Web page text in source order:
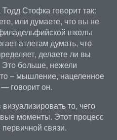
Стофка говорит так:
или думаете, что вы не
школы
атлетам думать, что
делаете ли вы
Это больше, нежели
– мышление, нацеленное
говорит он.
то, чего
моменты. Этот процесс
связи.